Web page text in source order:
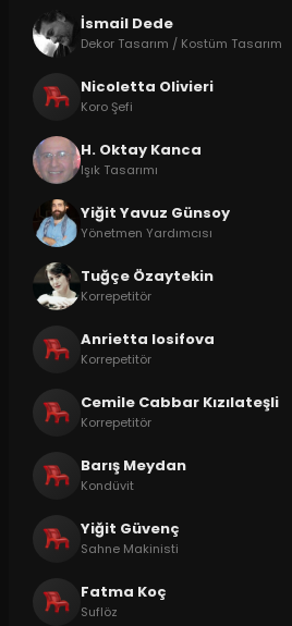
İsmail Dede
Dekor Tasarım / Kostüm Tasarım
Nicoletta Olivieri
Koro Şefi
H. Oktay Kanca
Işık Tasarımı
Yiğit Yavuz Günsoy
Yönetmen Yardımcısı
Tuğçe Özaytekin
Korrepetitör
Anrietta Iosifova
Korrepetitör
Cemile Cabbar Kızılateşli
Korrepetitör
Barış Meydan
Kondüvit
Yiğit Güvenç
Sahne Makinisti
Fatma Koç
Suflöz